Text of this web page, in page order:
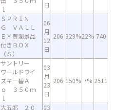
ｌ
日
ＳＰＲＩＮ
Ｇ ＶＡＬＬ
ＥＹ豊潤景品
付きＢＯＸ
（Ｓ）
06
月
12
日
206 329%22% 740
サントリー
ワールドウイ
スキー碧Ａ
ｏ ３５０ｍ
ｌ
03
月
23
日
206 150% 7% 2511
大五郎 ２０
03